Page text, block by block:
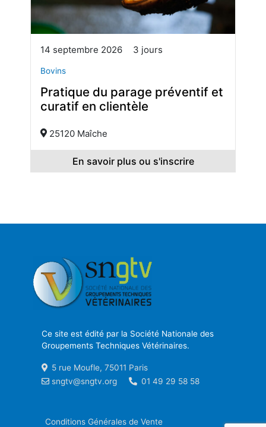
14 septembre 2026 3 jours
Bovins
Pratique du parage préventif et
curatif en clientèle
25120 Maîche
En savoir plus ou s'inscrire
Ce site est édité par la Société Nationale des
Groupements Techniques Vétérinaires.
5 rue Moufle, 75011 Paris
sngtv@sngtv.org
01 49 29 58 58
Conditions Générales de Vente